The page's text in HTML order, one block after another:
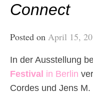
Connect
Posted on April 15,
In der Ausstellung
Festival in Berlin
Cordes und Jens